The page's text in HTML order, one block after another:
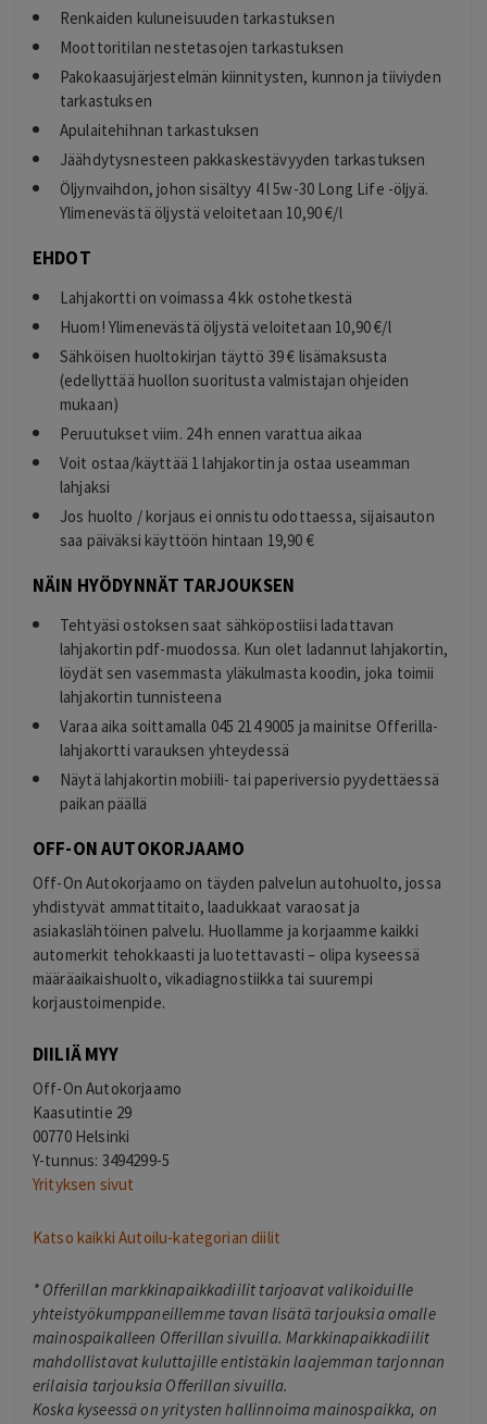
Renkaiden kuluneisuuden tarkastuksen
Moottoritilan nestetasojen tarkastuksen
Pakokaasujärjestelmän kiinnitysten, kunnon ja tiiviyden
tarkastuksen
Apulaitehihnan tarkastuksen
Jäähdytysnesteen pakkaskestävyyden tarkastuksen
Öljynvaihdon, johon sisältyy 4 l 5w-30 Long Life -öljyä.
Ylimenevästä öljystä veloitetaan 10,90 €/l
EHDOT
Lahjakortti on voimassa 4 kk ostohetkestä
Huom! Ylimenevästä öljystä veloitetaan 10,90 €/l
Sähköisen huoltokirjan täyttö 39 € lisämaksusta
(edellyttää huollon suoritusta valmistajan ohjeiden
mukaan)
Peruutukset viim. 24 h ennen varattua aikaa
Voit ostaa/käyttää 1 lahjakortin ja ostaa useamman
lahjaksi
Jos huolto / korjaus ei onnistu odottaessa, sijaisauton
saa päiväksi käyttöön hintaan 19,90 €
NÄIN HYÖDYNNÄT TARJOUKSEN
Tehtyäsi ostoksen saat sähköpostiisi ladattavan
lahjakortin pdf-muodossa. Kun olet ladannut lahjakortin,
löydät sen vasemmasta yläkulmasta koodin, joka toimii
lahjakortin tunnisteena
Varaa aika soittamalla 045 214 9005 ja mainitse Offerilla-
lahjakortti varauksen yhteydessä
Näytä lahjakortin mobiili- tai paperiversio pyydettäessä
paikan päällä
OFF-ON AUTOKORJAAMO
Off-On Autokorjaamo on täyden palvelun autohuolto, jossa
yhdistyvät ammattitaito, laadukkaat varaosat ja
asiakaslähtöinen palvelu. Huollamme ja korjaamme kaikki
automerkit tehokkaasti ja luotettavasti – olipa kyseessä
määräaikaishuolto, vikadiagnostiikka tai suurempi
korjaustoimenpide.
DIILIÄ MYY
Off-On Autokorjaamo
Kaasutintie 29
00770 Helsinki
Y-tunnus: 3494299-5
Yrityksen sivut
Katso kaikki Autoilu-kategorian diilit
* Offerillan markkinapaikkadiilit tarjoavat valikoiduille
yhteistyökumppaneillemme tavan lisätä tarjouksia omalle
mainospaikalleen Offerillan sivuilla. Markkinapaikkadiilit
mahdollistavat kuluttajille entistäkin laajemman tarjonnan
erilaisia tarjouksia Offerillan sivuilla.
Koska kyseessä on yritysten hallinnoima mainospaikka, on